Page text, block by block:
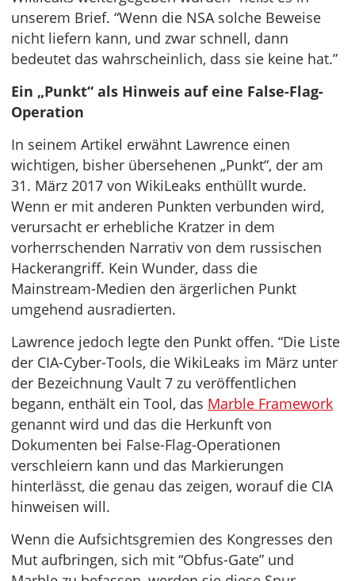
unserem Brief. “Wenn die NSA solche Beweise
nicht liefern kann, und zwar schnell, dann
bedeutet das wahrscheinlich, dass sie keine hat.”
Ein „Punkt“ als Hinweis auf eine False-Flag-
Operation
In seinem Artikel erwähnt Lawrence einen
wichtigen, bisher übersehenen „Punkt“, der am
31. März 2017 von WikiLeaks enthüllt wurde.
Wenn er mit anderen Punkten verbunden wird,
verursacht er erhebliche Kratzer in dem
vorherrschenden Narrativ von dem russischen
Hackerangriff. Kein Wunder, dass die
Mainstream-Medien den ärgerlichen Punkt
umgehend ausradierten.
Lawrence jedoch legte den Punkt offen. “Die Liste
der CIA-Cyber-Tools, die WikiLeaks im März unter
der Bezeichnung Vault 7 zu veröffentlichen
begann, enthält ein Tool, das Marble Framework
genannt wird und das die Herkunft von
Dokumenten bei False-Flag-Operationen
verschleiern kann und das Markierungen
hinterlässt, die genau das zeigen, worauf die CIA
hinweisen will.
Wenn die Aufsichtsgremien des Kongresses den
Mut aufbringen, sich mit “Obfus-Gate” und